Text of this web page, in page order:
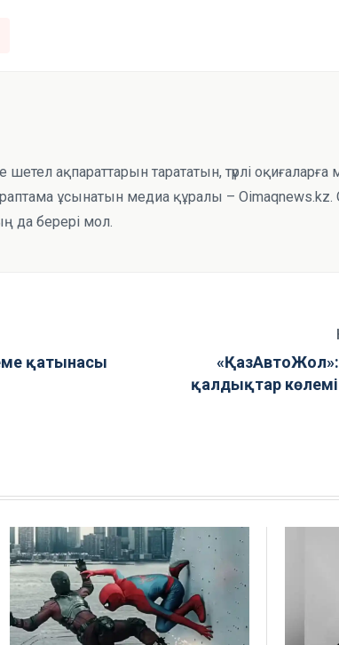
шетел ақпараттарын тарататын, түрлі
ұсынатын медиа құралы – Oimaqnews.kz.
да берері мол.
қатынасы
қалдықтар